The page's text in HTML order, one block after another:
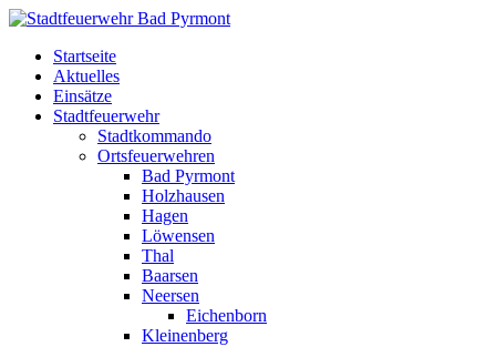
Startseite
Aktuelles
Einsätze
Stadtfeuerwehr
Stadtkommando
Ortsfeuerwehren
Bad Pyrmont
Holzhausen
Hagen
Löwensen
Thal
Baarsen
Neersen
Eichenborn
Kleinenberg